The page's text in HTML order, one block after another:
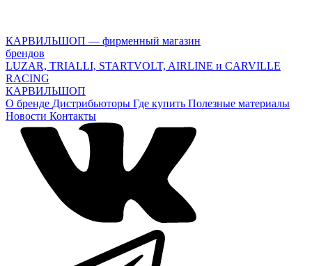
КАРВИЛЬШОП — фирменный магазин
брендов
LUZAR, TRIALLI, STARTVOLT, AIRLINE и CARVILLE
RACING
КАРВИЛЬШОП
О бренде Дистрибьюторы Где купить Полезные материалы
Новости Контакты